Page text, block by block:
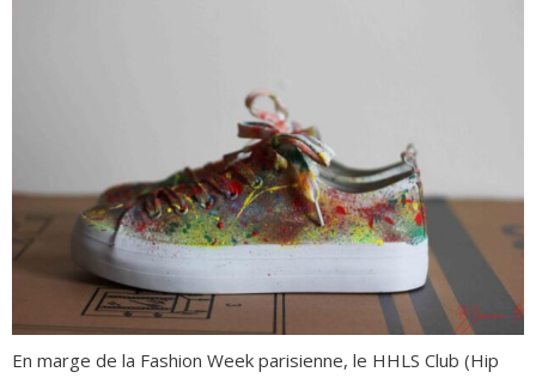
En marge de la Fashion Week parisienne, le HHLS Club (Hip